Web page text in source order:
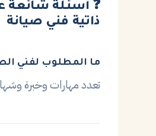
❓ أسئلة شائعة
ذاتية فني صيانة
ما المطلوب لفني
تعدد مهارات وخبرة